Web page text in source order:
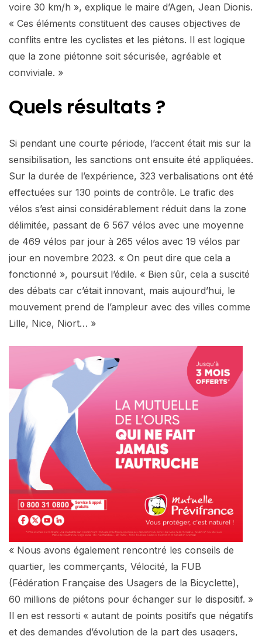
voire 30 km/h », explique le maire d’Agen, Jean Dionis.
« Ces éléments constituent des causes objectives de
conflits entre les cyclistes et les piétons. Il est logique
que la zone piétonne soit sécurisée, agréable et
conviviale. »
Quels résultats ?
Si pendant une courte période, l’accent était mis sur la
sensibilisation, les sanctions ont ensuite été appliquées.
Sur la durée de l’expérience, 323 verbalisations ont été
effectuées sur 130 points de contrôle. Le trafic des
vélos s’est ainsi considérablement réduit dans la zone
délimitée, passant de 6 567 vélos avec une moyenne
de 469 vélos par jour à 265 vélos avec 19 vélos par
jour en novembre 2023. « On peut dire que cela a
fonctionné », poursuit l’édile. « Bien sûr, cela a suscité
des débats car c’était innovant, mais aujourd’hui, le
mouvement prend de l’ampleur avec des villes comme
Lille, Nice, Niort… »
« Nous avons également rencontré les conseils de
quartier, les commerçants, Vélocité, la FUB
(Fédération Française des Usagers de la Bicyclette),
60 millions de piétons pour échanger sur le dispositif. »
Il en est ressorti « autant de points positifs que négatifs
et des demandes d’évolution de la part des usagers,